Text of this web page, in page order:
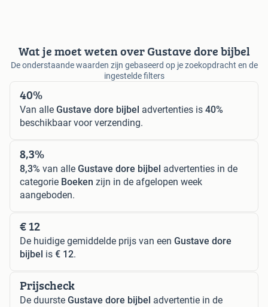
Wat je moet weten over Gustave dore bijbel
De onderstaande waarden zijn gebaseerd op je zoekopdracht en de
ingestelde filters
40%
Van alle Gustave dore bijbel advertenties is 40%
beschikbaar voor verzending.
8,3%
8,3% van alle Gustave dore bijbel advertenties in de
categorie Boeken zijn in de afgelopen week
aangeboden.
€ 12
De huidige gemiddelde prijs van een Gustave dore
bijbel is € 12.
Prijscheck
De duurste Gustave dore bijbel advertentie in de